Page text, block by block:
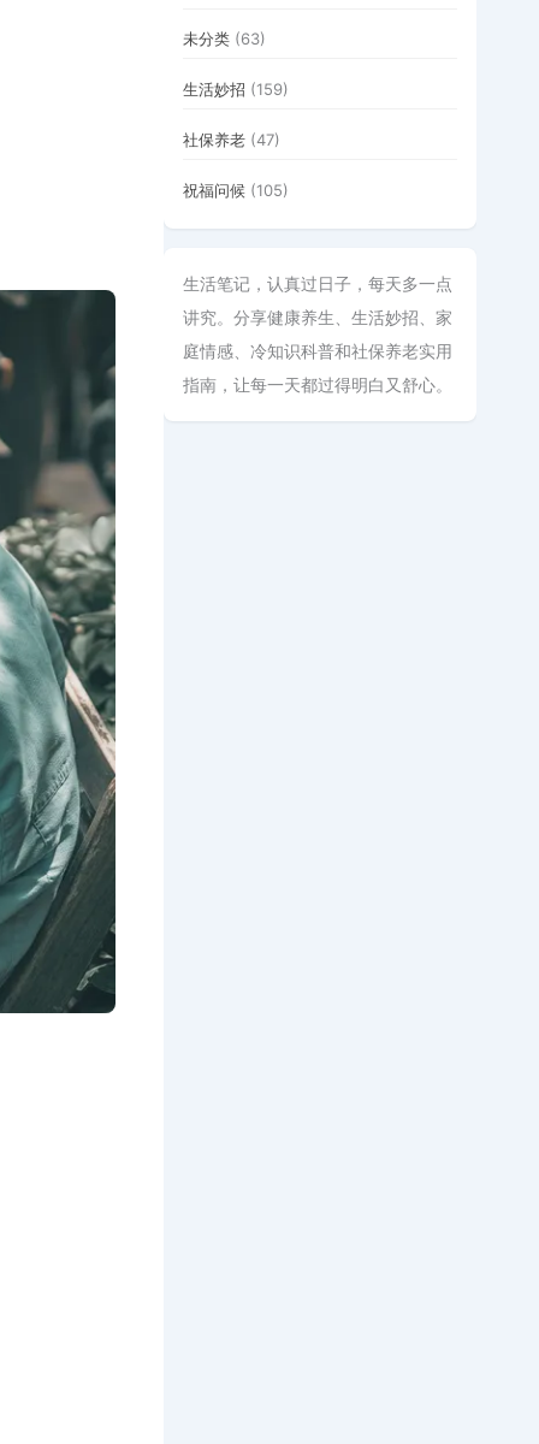
未分类 (63)
生活妙招 (159)
社保养老 (47)
祝福问候 (105)
生活笔记，认真过日子，每天多一点
讲究。分享健康养生、生活妙招、家
庭情感、冷知识科普和社保养老实用
指南，让每一天都过得明白又舒心。